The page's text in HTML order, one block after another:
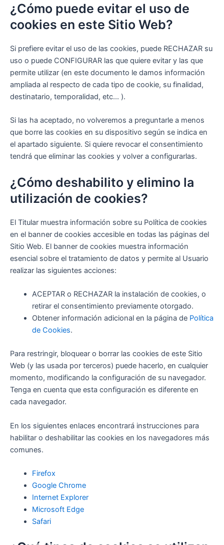
¿Cómo puede evitar el uso de
cookies en este Sitio Web?
Si prefiere evitar el uso de las cookies, puede RECHAZAR su
uso o puede CONFIGURAR las que quiere evitar y las que
permite utilizar (en este documento le damos información
ampliada al respecto de cada tipo de cookie, su finalidad,
destinatario, temporalidad, etc... ).
Si las ha aceptado, no volveremos a preguntarle a menos
que borre las cookies en su dispositivo según se indica en
el apartado siguiente. Si quiere revocar el consentimiento
tendrá que eliminar las cookies y volver a configurarlas.
¿Cómo deshabilito y elimino la
utilización de cookies?
El Titular muestra información sobre su Política de cookies
en el banner de cookies accesible en todas las páginas del
Sitio Web. El banner de cookies muestra información
esencial sobre el tratamiento de datos y permite al Usuario
realizar las siguientes acciones:
ACEPTAR o RECHAZAR la instalación de cookies, o
retirar el consentimiento previamente otorgado.
Obtener información adicional en la página de Política
de Cookies.
Para restringir, bloquear o borrar las cookies de este Sitio
Web (y las usada por terceros) puede hacerlo, en cualquier
momento, modificando la configuración de su navegador.
Tenga en cuenta que esta configuración es diferente en
cada navegador.
En los siguientes enlaces encontrará instrucciones para
habilitar o deshabilitar las cookies en los navegadores más
comunes.
Firefox
Google Chrome
Internet Explorer
Microsoft Edge
Safari